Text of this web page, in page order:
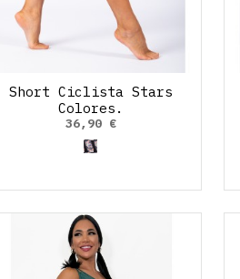
Short Ciclista Stars
Colores.
36,90 €
Stars